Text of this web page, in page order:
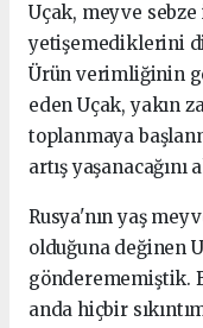
Uçak, meyve
yetişemediklerini
Ürün verimliğinin
eden Uçak, yakın
toplanmaya
artış yaşanacağını
Rusya'nın yaş
olduğuna değinen
gönderememiştik.
anda hiçbir